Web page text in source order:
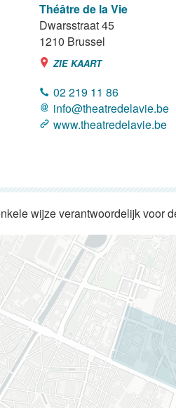
Théâtre de la Vie
Dwarsstraat 45
1210 Brussel
ZIE KAART
02 219 11 86
info@theatredelavie.be
www.theatredelavie.be
wijze verantwoordelijk voor